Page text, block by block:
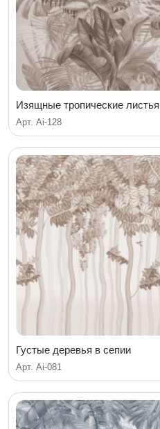
Изящные тропические
Арт. Ai-128
Густые деревья в сепии
Арт. Ai-081